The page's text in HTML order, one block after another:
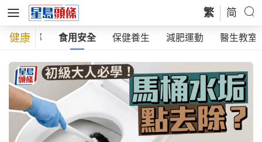
繁 简
健康全部 食用安全 保健養生 減肥運動 醫生教室